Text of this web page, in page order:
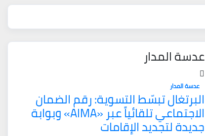
عدسة المدار
عدسة المدار
البرتغال تبسّط التسوية: رقم الضمان
الاجتماعي تلقائياً عبر «AIMA» وبوابة
جديدة لتجديد الإقامات